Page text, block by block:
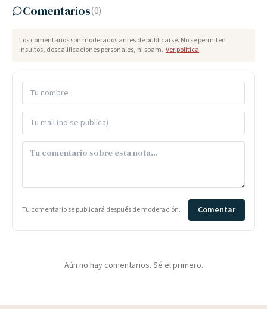
Comentarios(0)
Los comentarios son moderados antes de publicarse. No se permiten
insultos, descalificaciones personales, ni spam. Ver política
Tu comentario se publicará después de moderación. Comentar
Aún no hay comentarios. Sé el primero.